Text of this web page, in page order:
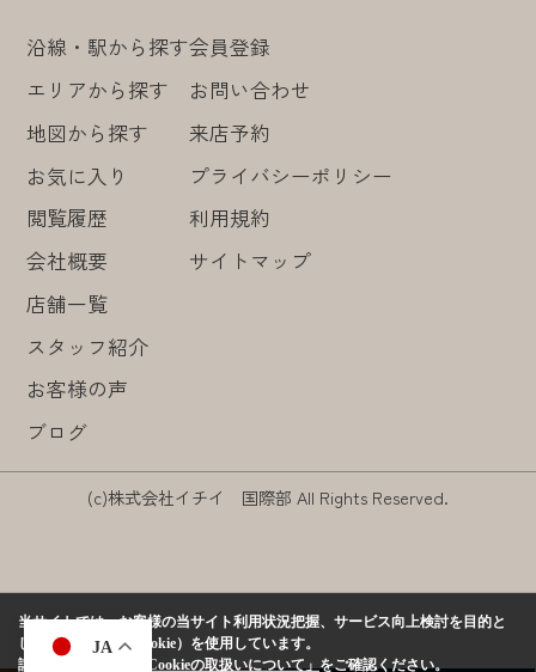
JA
沿線・駅から探す
エリアから探す
地図から探す
お気に入り
閲覧履歴
会社概要
店舗一覧
スタッフ紹介
お客様の声
ブログ
会員登録
お問い合わせ
来店予約
プライバシーポリシー
利用規約
サイトマップ
(c)株式会社イチイ 国際部 All Rights Reserved.
当サイトでは、お客様の当サイト利用状況把握、サービス向上検討を目的と
して、クッキー（Cookie）を使用しています。
詳しくは、当社の
「Cookieの取扱いについて」をご確認ください。